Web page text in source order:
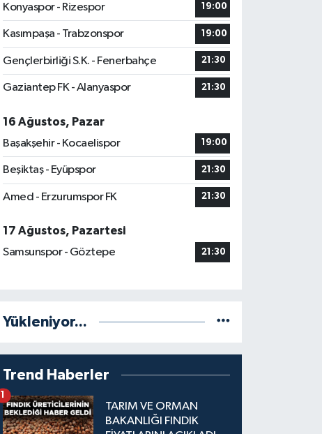
Konyaspor - Rizespor
19:00
Kasımpaşa - Trabzonspor 19:00
Gençlerbirliği S.K. - Fenerbahçe 21:30
Gaziantep FK - Alanyaspor 21:30
16 Ağustos, Pazar
Başakşehir - Kocaelispor
19:00
Beşiktaş - Eyüpspor 21:30
Amed - Erzurumspor FK 21:30
17 Ağustos, Pazartesi
Samsunspor - Göztepe
21:30
Yükleniyor...
Trend Haberler
TARIM VE ORMAN
BAKANLIĞI FINDIK
1